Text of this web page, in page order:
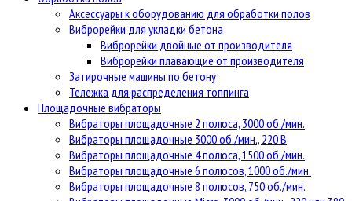
Аксессуары к оборудованию для обработки полов
Виброрейки для укладки бетона
Виброрейки двойные от производителя
Виброрейки плавающие от производителя
Затирочные машины по бетону
Тележка для распределения топпинга
Площадочные вибраторы
Вибраторы площадочные 2 полюса, 3000 об./мин.
Вибраторы площадочные 3000 об./мин., 220 В
Вибраторы площадочные 4 полюса, 1500 об./мин.
Вибраторы площадочные 6 полюсов, 1000 об./мин.
Вибраторы площадочные 8 полюсов, 750 об./мин.